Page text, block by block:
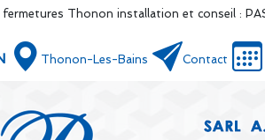
Thonon installation et conseil :
Thonon-Les-Bains Contact